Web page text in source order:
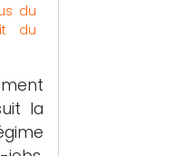
du
du
la